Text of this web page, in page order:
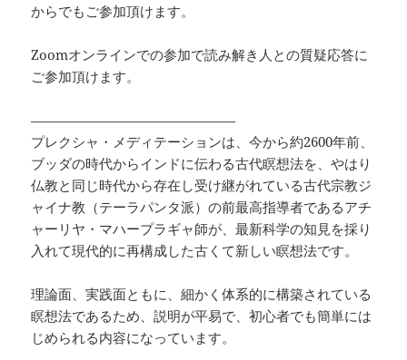
からでもご参加頂けます。
Zoomオンラインでの参加で読み解き人との質疑応答に
ご参加頂けます。
———————————————
プレクシャ・メディテーションは、今から約2600年前、
ブッダの時代からインドに伝わる古代瞑想法を、やはり
仏教と同じ時代から存在し受け継がれている古代宗教ジ
ャイナ教（テーラパンタ派）の前最高指導者であるアチ
ャーリヤ・マハープラギャ師が、最新科学の知見を採り
入れて現代的に再構成した古くて新しい瞑想法です。
理論面、実践面ともに、細かく体系的に構築されている
瞑想法であるため、説明が平易で、初心者でも簡単には
じめられる内容になっています。